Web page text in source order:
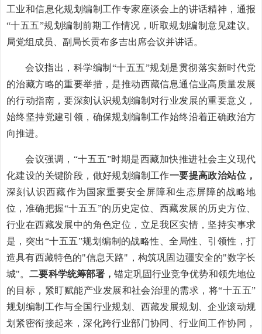
工业和信息化规划编制工作专家座谈会上的讲话精神，通报
“十五五”规划编制前期工作情况，听取规划编制意见建议。
局党组成员、副局长贡布多吉出席会议并讲话。
会议指出， 科学编制 “十五五”规划是贯彻落实新时代党
的治藏方略的重要举措，是推动西藏信息通信业高质量发展
的行动指南 ，要深刻认识规划编制对行业发展的重要意义，
始终坚持党建引领， 确保规划编制工作始终沿着正确政治方
向推进。
会议强调， “十五五”时期是西藏加快推进社会主义现代
化建设的关键阶段，做好规划编制 工作一要提高政治站位，
深刻认识西藏作为国家重要安全屏障和生态屏障的战略地
位 ， 准确把握“十五五”的历史定位、西藏发展的历史方位、
行业在西藏发展中的角色定位， 立足我区实情，坚持实事求
是， 突出“十五五”规划编制的战略性、全局性、引领性，打
造具有西藏特色的"信息天路" ，构筑巩固边疆安全的"数字长
城"。二要科学统筹部署，锚定巩固行业竞争优势和领先地位
的目标，紧盯赋能产业发展和社会治理的需求， 将“十五五”
规划编制工作与全国行业规划、西藏发展规划、企业滚动规
划紧密衔接起来，深化跨行业部门协同、行业间工作协同，